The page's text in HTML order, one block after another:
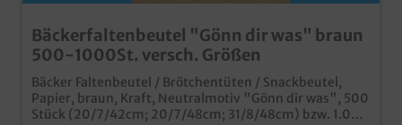
Bäckerfaltenbeutel "Gönn dir was" braun
500-1000St. versch. Größen
Bäcker Faltenbeutel / Brötchentüten / Snackbeutel,
Papier, braun, Kraft, Neutralmotiv "Gönn dir was", 500
Stück (20/7/42cm; 20/7/48cm; 31/8/48cm) bzw. 1.000